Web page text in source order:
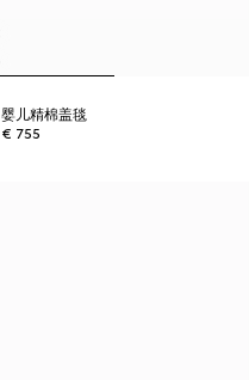
婴儿精棉盖毯
€ 755